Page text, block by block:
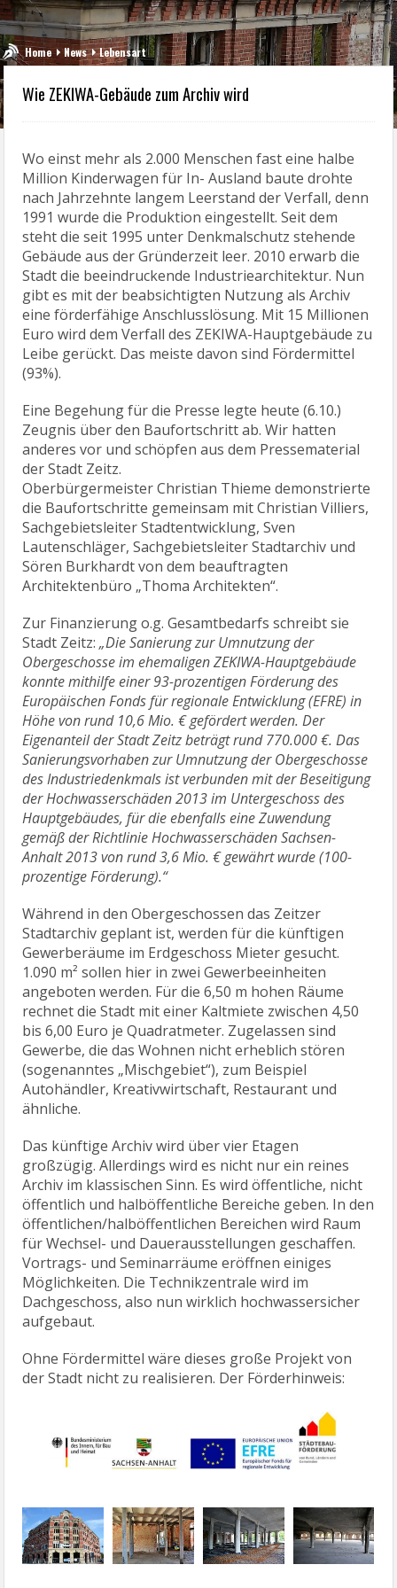
Home News Lebensart
Wie ZEKIWA-Gebäude zum Archiv wird
Wo einst mehr als 2.000 Menschen fast eine halbe
Million Kinderwagen für In- Ausland baute drohte
nach Jahrzehnte langem Leerstand der Verfall, denn
1991 wurde die Produktion eingestellt. Seit dem
steht die seit 1995 unter Denkmalschutz stehende
Gebäude aus der Gründerzeit leer. 2010 erwarb die
Stadt die beeindruckende Industriearchitektur. Nun
gibt es mit der beabsichtigten Nutzung als Archiv
eine förderfähige Anschlusslösung. Mit 15 Millionen
Euro wird dem Verfall des ZEKIWA-Hauptgebäude zu
Leibe gerückt. Das meiste davon sind Fördermittel
(93%).
Eine Begehung für die Presse legte heute (6.10.)
Zeugnis über den Baufortschritt ab. Wir hatten
anderes vor und schöpfen aus dem Pressematerial
der Stadt Zeitz.
Oberbürgermeister Christian Thieme demonstrierte
die Baufortschritte gemeinsam mit Christian Villiers,
Sachgebietsleiter Stadtentwicklung, Sven
Lautenschläger, Sachgebietsleiter Stadtarchiv und
Sören Burkhardt von dem beauftragten
Architektenbüro „Thoma Architekten“.
Zur Finanzierung o.g. Gesamtbedarfs schreibt sie
Stadt Zeitz:„Die Sanierung zur Umnutzung der
Obergeschosse im ehemaligen ZEKIWA-Hauptgebäude
konnte mithilfe einer 93-prozentigen Förderung des
Europäischen Fonds für regionale Entwicklung (EFRE) in
Höhe von rund 10,6 Mio. € gefördert werden. Der
Eigenanteil der Stadt Zeitz beträgt rund 770.000 €. Das
Sanierungsvorhaben zur Umnutzung der Obergeschosse
des Industriedenkmals ist verbunden mit der Beseitigung
der Hochwasserschäden 2013 im Untergeschoss des
Hauptgebäudes, für die ebenfalls eine Zuwendung
gemäß der Richtlinie Hochwasserschäden Sachsen-
Anhalt 2013 von rund 3,6 Mio. € gewährt wurde (100-
prozentige Förderung).“
Während in den Obergeschossen das Zeitzer
Stadtarchiv geplant ist, werden für die künftigen
Gewerberäume im Erdgeschoss Mieter gesucht.
1.090 m² sollen hier in zwei Gewerbeeinheiten
angeboten werden. Für die 6,50 m hohen Räume
rechnet die Stadt mit einer Kaltmiete zwischen 4,50
bis 6,00 Euro je Quadratmeter. Zugelassen sind
Gewerbe, die das Wohnen nicht erheblich stören
(sogenanntes „Mischgebiet“), zum Beispiel
Autohändler, Kreativwirtschaft, Restaurant und
ähnliche.
Das künftige Archiv wird über vier Etagen
großzügig. Allerdings wird es nicht nur ein reines
Archiv im klassischen Sinn. Es wird öffentliche, nicht
öffentlich und halböffentliche Bereiche geben. In den
öffentlichen/halböffentlichen Bereichen wird Raum
für Wechsel- und Dauerausstellungen geschaffen.
Vortrags- und Seminarräume eröffnen einiges
Möglichkeiten. Die Technikzentrale wird im
Dachgeschoss, also nun wirklich hochwassersicher
aufgebaut.
Ohne Fördermittel wäre dieses große Projekt von
der Stadt nicht zu realisieren. Der Förderhinweis: